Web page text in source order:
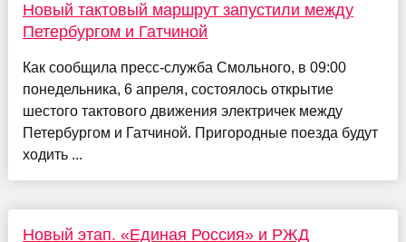
Новый тактовый маршрут запустили между
Петербургом и Гатчиной
Как сообщила пресс-служба Смольного, в 09:00
понедельника, 6 апреля, состоялось открытие
шестого тактового движения электричек между
Петербургом и Гатчиной. Пригородные поезда будут
ходить ...
Новый этап. «Единая Россия» и РЖД